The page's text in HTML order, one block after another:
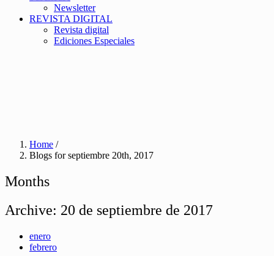
Newsletter
REVISTA DIGITAL
Revista digital
Ediciones Especiales
Home /
Blogs for septiembre 20th, 2017
Months
Archive: 20 de septiembre de 2017
enero
febrero